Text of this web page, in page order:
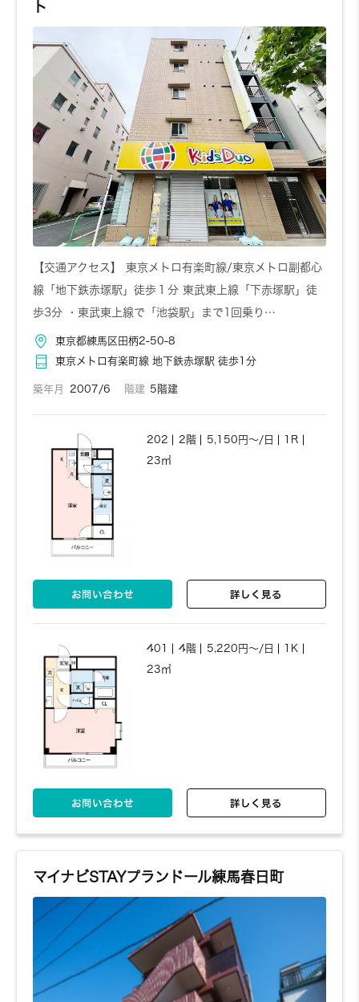
ト
【交通アクセス】 東京メトロ有楽町線/東京メトロ副都心
線「地下鉄赤塚駅」徒歩１分 東武東上線「下赤塚駅」徒
歩3分 ・東武東上線で「池袋駅」まで1回乗り…
東京都練馬区田柄2-50-8
東京メトロ有楽町線 地下鉄赤塚駅 徒歩1分
築年月 2007/6 階建 5階建
202 2階 5,150円～/日
1R
23㎡
お問い合わせ 詳しく見る
401 4階 5,220円～/日
1K
23㎡
お問い合わせ 詳しく見る
マイナビSTAYプランドール練馬春日町